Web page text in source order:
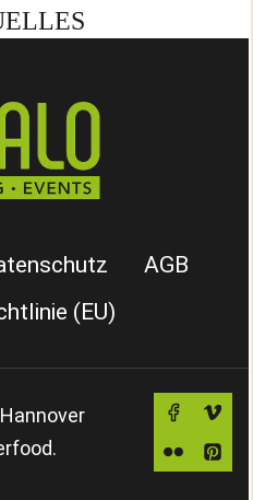
AGB
(EU)